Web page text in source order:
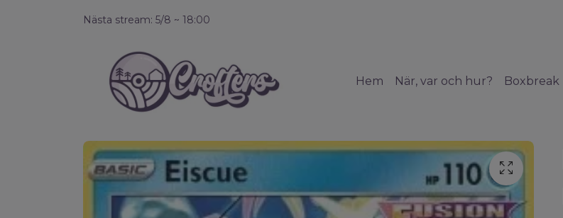
Nästa stream: 5/8 ~ 18:00
Hem När, var och hur? Boxbreak